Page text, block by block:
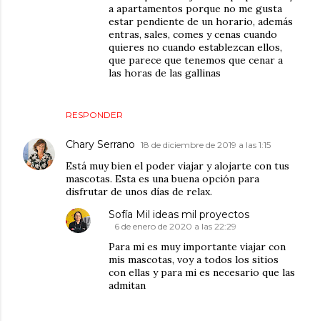
RESPONDER
a apartamentos porque no me gusta
estar pendiente de un horario, además
entras, sales, comes y cenas cuando
quieres no cuando establezcan ellos,
que parece que tenemos que cenar a
las horas de las gallinas
Chary Serrano 18 de diciembre de 2019 a las 1:15
Está muy bien el poder viajar y alojarte con tus
mascotas. Esta es una buena opción para
disfrutar de unos días de relax.
Sofía Mil ideas mil proyectos
6 de enero de 2020 a las 22:29
Para mi es muy importante viajar con
mis mascotas, voy a todos los sitios
con ellas y para mi es necesario que las
admitan